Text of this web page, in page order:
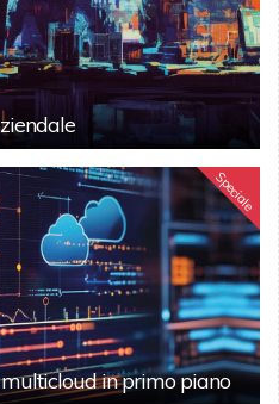
Speciale
in primo piano